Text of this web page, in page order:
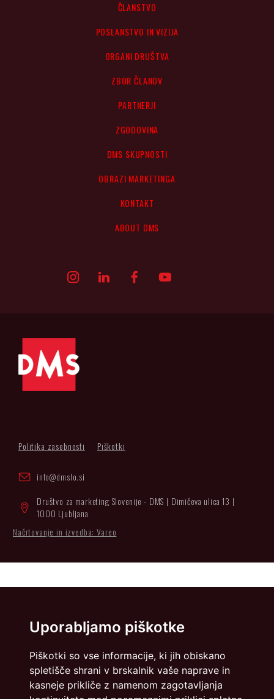
Uporabljamo piškotke
Piškotki so vse informacije, ki jih obiskano
spletišče shrani v brskalnik vaše naprave in
kasneje prikliče z namenom zagotavljanja
ČLANSTVO
POSLANSTVO IN VIZIJA
ORGANI DRUŠTVA
ZBOR ČLANOV
PARTNERJI
ZGODOVINA
DMS SKUPNOSTI
OBRAZI MARKETINGA
KONTAKT
ABOUT DMS
Politika zasebnosti Piškotki
info@dmslo.si
Društvo za marketing Slovenije - DMS | Dimičeva ulica 13 |
1000 Ljubljana
Načrtovanje in izvedba: Vareo